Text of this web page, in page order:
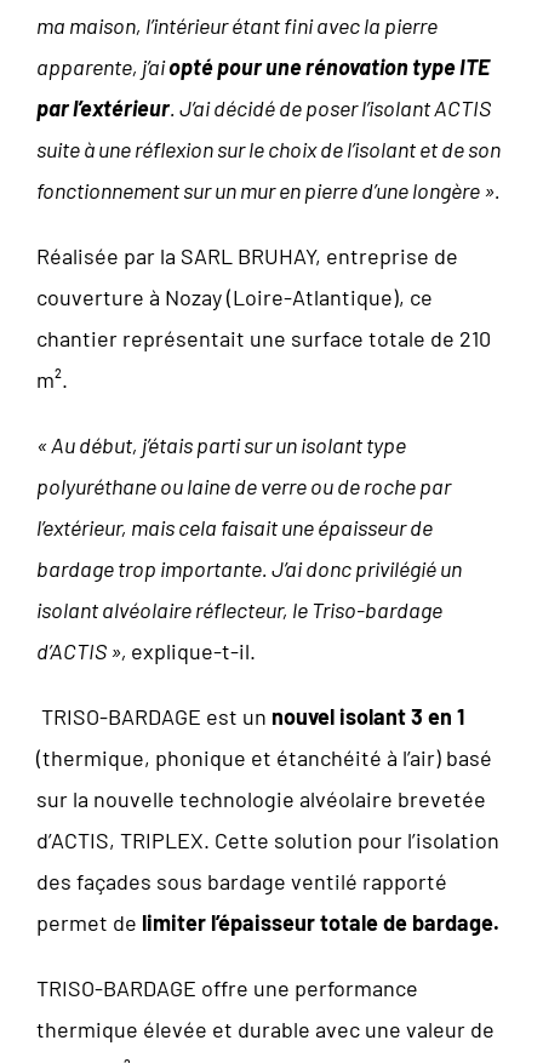
ma maison, l’intérieur étant fini avec la pierre
apparente, j’aiopté pour une rénovation type ITE
par l’extérieur. J’ai décidé de poser l’isolant ACTIS
suite à une réflexion sur le choix de l’isolant et de son
fonctionnement sur un mur en pierre d’une longère ».
Réalisée par la SARL BRUHAY, entreprise de
couverture à Nozay (Loire-Atlantique), ce
chantier représentait une surface totale de 210
m².
« Au début, j’étais parti sur un isolant type
polyuréthane ou laine de verre ou de roche par
l’extérieur, mais cela faisait une épaisseur de
bardage trop importante. J’ai donc privilégié un
isolant alvéolaire réflecteur, le Triso-bardage
d’ACTIS », explique-t-il.
TRISO-BARDAGE est un nouvel isolant 3 en 1
(thermique, phonique et étanchéité à l’air) basé
sur la nouvelle technologie alvéolaire brevetée
d’ACTIS, TRIPLEX. Cette solution pour l’isolation
des façades sous bardage ventilé rapporté
permet de limiter l’épaisseur totale de bardage.
TRISO-BARDAGE offre une performance
thermique élevée et durable avec une valeur de